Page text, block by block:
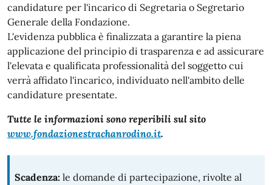
candidature per l'incarico di Segretaria o Segretario
Generale della Fondazione.
L'evidenza pubblica è finalizzata a garantire la piena
applicazione del principio di trasparenza e ad assicurare
l'elevata e qualificata professionalità del soggetto cui
verrà affidato l'incarico, individuato nell'ambito delle
candidature presentate.
Tutte le informazioni sono reperibili sul sito
www.fondazionestrachanrodino.it.
Scadenza: le domande di partecipazione, rivolte al